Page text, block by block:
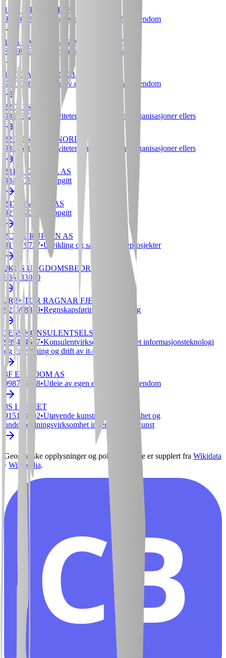
1331 EIENDOM AS
933403882
Utleie av egen eller leid fast eiendom
1991 TAAR NÁÁN AMYEEN-KWÉ
822981992
Andre post- og budtjenester
1ST DAAW RØGEBERG
927707888
Utleie av egen eller leid fast eiendom
22Q11NORGE
985267235
Aktiviteter i andre medlemsorganisasjoner ellers
22Q11NORGE NORD
936652093
Aktiviteter i andre medlemsorganisasjoner ellers
231M CAPITAL AS
934267923
Uoppgitt
247 INVESTS AS
927207052
Uoppgitt
2CW GRUPPEN AS
917619727•Utvikling og salg av byggeprosjekter
2KOS UNGDOMSBEDRIFT
936333060
2R2+ TOR RAGNAR FJELDSTAD
922598819•Regnskapsføring og bokføring
3ESS KONSULENTSELSKAP AS
989434667•Konsulentvirksomhet tilknyttet informasjonsteknologi
og forvaltning og drift av it-systemer
3F EIENDOM AS
998735068•Utleie av egen eller leid fast eiendom
3S I ERMET
915129102•Utøvende kunstnerisk virksomhet og
underholdningsvirksomhet innenfor scenekunst
Geografiske opplysninger og politisk ledelse er supplert fra Wikidata
· Wikipedia.
CB